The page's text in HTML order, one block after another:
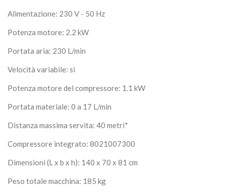
Alimentazione: 230 V - 50 Hz
Potenza motore: 2.2 kW
Portata aria: 230 L/min
Velocità variabile: si
Potenza motore del compressore: 1.1 kW
Portata materiale: 0 a 17 L/min
Distanza massima servita: 40 metri*
Compressore integrato: 8021007300
Dimensioni (L x b x h): 140 x 70 x 81 cm
Peso totale macchina: 185 kg